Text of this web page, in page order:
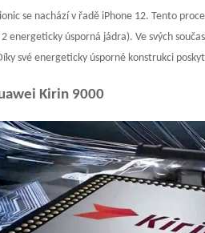
se nachází v řadě iPhone 12. Tento
energeticky úsporná jádra). Ve svých
své energeticky úsporné konstrukci
Kirin 9000